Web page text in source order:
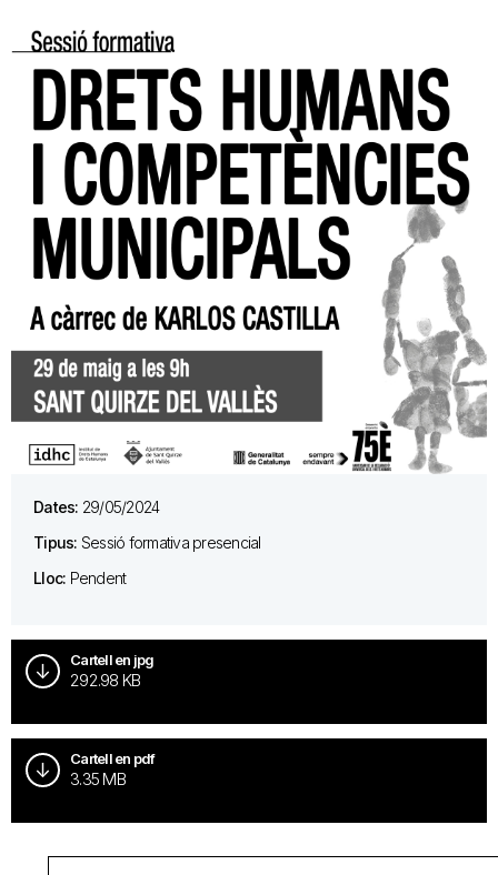
Dates: 29/05/2024
Tipus: Sessió formativa presencial
Lloc: Pendent
Cartell en jpg
292.98 KB
Cartell en pdf
3.35 MB